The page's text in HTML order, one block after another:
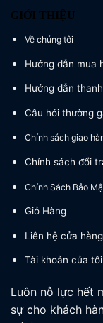
GIỚI THIỆU
Về chúng tôi
Hướng dẫn mua
Hướng dẫn
Câu hỏi thường
Chính sách giao
Chính sách đổi
Chính Sách Bảo
Giỏ Hàng
Liên hệ cửa hàng
Tài khoản của tôi
Luôn nỗ lực hết
sự cho khách